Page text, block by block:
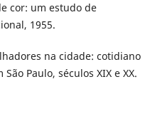
cor: um estudo de
1955.
na cidade: cotidiano
Paulo, séculos XIX e XX.